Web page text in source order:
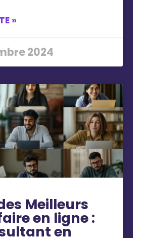
»
2024
Meilleurs
en ligne :
en